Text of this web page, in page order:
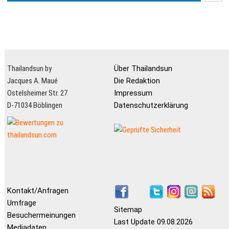
verl...
Thailandsun by
Jacques A. Maué
Ostelsheimer Str. 27
D-71034 Böblingen
Über Thailandsun
Die Redaktion
Impressum
Datenschutzerklärung
Kontakt/Anfragen
Umfrage
Besuchermeinungen
Sitemap
Last Update 09.08.2026